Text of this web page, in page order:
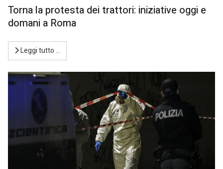
Torna la protesta dei trattori: iniziative oggi e
domani a Roma
Leggi tutto …